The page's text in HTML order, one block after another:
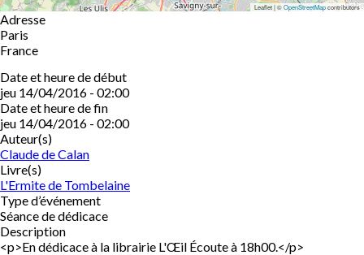
Leaflet | ©OpenStreetMapcontributors
Adresse
Paris
France
Date et heure de début
jeu 14/04/2016 - 02:00
Date et heure de fin
jeu 14/04/2016 - 02:00
Auteur(s)
Claude de Calan
Livre(s)
L'Ermite de Tombelaine
Type d’événement
Séance de dédicace
Description
<p>En dédicace à la librairie L'Œil Écoute à 18h00.</p>